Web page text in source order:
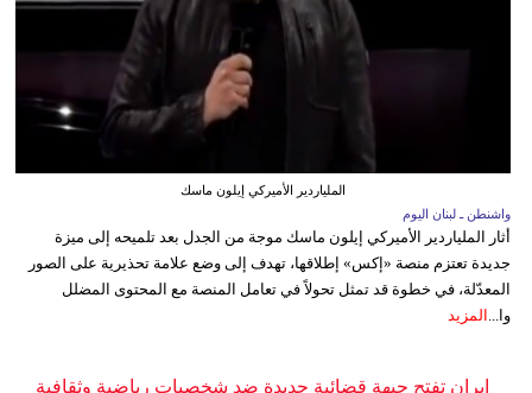
الملياردير الأميركي إيلون ماسك
واشنطن ـ لبنان اليوم
أثار الملياردير الأميركي إيلون ماسك موجة من الجدل بعد تلميحه إلى ميزة
جديدة تعتزم منصة «إكس» إطلاقها، تهدف إلى وضع علامة تحذيرية على الصور
المعدّلة، في خطوة قد تمثل تحولاً في تعامل المنصة مع المحتوى المضلل
وا... المزيد
إيران تفتح جبهة قضائية جديدة ضد شخصيات رياضية وثقافية